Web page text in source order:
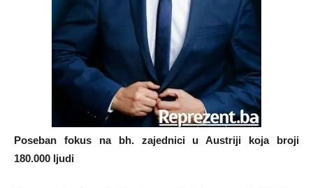
Poseban fokus na bh. zajednici u Austriji koja broji
180.000 ljudi